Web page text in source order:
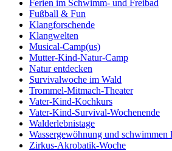
Ferien im Schwimm- und Freibad
Fußball & Fun
Klangforschende
Klangwelten
Musical-Camp(us)
Mutter-Kind-Natur-Camp
Natur entdecken
Survivalwoche im Wald
Trommel-Mitmach-Theater
Vater-Kind-Kochkurs
Vater-Kind-Survival-Wochenende
Walderlebnistage
Wassergewöhnung und schwimmen
Zirkus-Akrobatik-Woche